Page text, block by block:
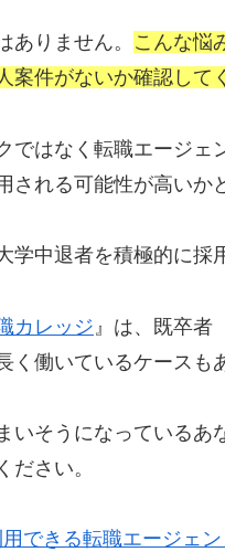
ありません。 こんな悩
案件がないか確認して
ではなく転職エージ
される可能性が高いか
学中退者を積極的に採
カレッジ 』は、既卒者
く働いているケースも
いそうになっている
ださい。
できる転職エージェ